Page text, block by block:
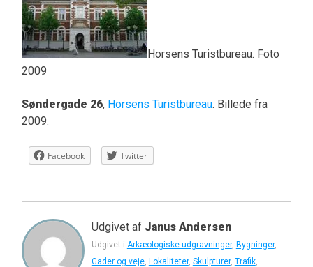
Horsens Turistbureau. Foto
2009
Søndergade 26, Horsens Turistbureau. Billede fra
2009.
Facebook Twitter
Udgivet af Janus Andersen
Udgivet i Arkæologiske udgravninger, Bygninger,
Gader og veje, Lokaliteter, Skulpturer, Trafik,